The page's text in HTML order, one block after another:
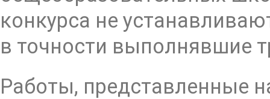
конкурса не
в точности выполнявшие
Работы, представленные